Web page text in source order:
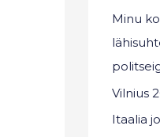
Minu
Vilnius
Itaalia